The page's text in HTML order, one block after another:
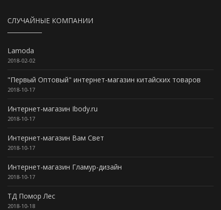
СЛУЧАЙНЫЕ КОМПАНИИ
Lamoda
2018-02-02
"Первый Оптовый" интернет-магазин китайских товаров
2018-10-17
Интернет-магазин Ibody.ru
2018-10-17
Интернет-магазин Вам Свет
2018-10-17
Интернет-магазин Гламур-дизайн
2018-10-17
ТД Помор Лес
2018-10-18